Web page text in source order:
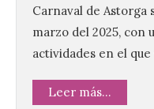
Carnaval de Astorga
marzo del 2025, con
actividades en el
Leer más...